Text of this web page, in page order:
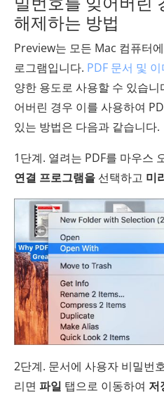
해제하는 방법
Preview는 모든 Mac 컴퓨터
로그램입니다. PDF 문서 및
양한 용도로 사용할 수 있습
어버린 경우 이를 사용하여
있는 방법은 다음과 같습니다.
1단계. 열려는 PDF를 마우스
연결 프로그램을 선택하고 미
2단계. 문서에 사용자 비밀번
리면 파일 탭으로 이동하여 저